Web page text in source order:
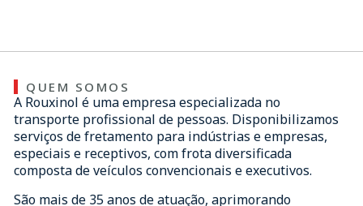
QUEM SOMOS
A Rouxinol é uma empresa especializada no
transporte profissional de pessoas. Disponibilizamos
serviços de fretamento para indústrias e empresas,
especiais e receptivos, com frota diversificada
composta de veículos convencionais e executivos.
São mais de 35 anos de atuação, aprimorando